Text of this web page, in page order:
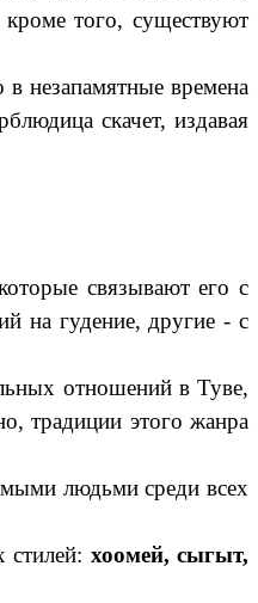
того, существуют
незапамятные времена
скачет, издавая
связывают его с
на гудение, другие - с
отношений в Туве,
традиции этого жанра
людьми среди всех
стилей: хоомей, сыгыт,